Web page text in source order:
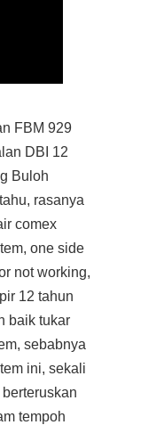
FBM 929
DBI 12
Buloh
rasanya
comex
one side
not working,
12 tahun
baik tukar
sebabnya
ini, sekali
tempoh